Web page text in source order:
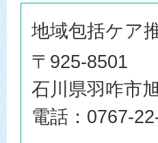
地域包括ケア
〒925-8501
石川県羽咋市
電話：0767-